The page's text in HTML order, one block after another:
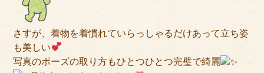
さすが、着物を着慣れていらっしゃるだけあって立ち姿
も美しい
写真のポーズの取り方もひとつひとつ完璧で綺麗